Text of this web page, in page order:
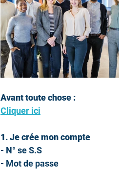
Avant toute chose :
Cliquer ici
1. Je crée mon compte
- N° se S.S
- Mot de passe